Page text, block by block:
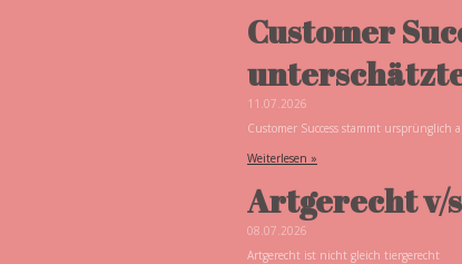
Customer
11.07.2026
Customer Success stammt
Weiterlesen »
Artgerecht v/
08.07.2026
Artgerecht ist nicht gleich tiergerecht